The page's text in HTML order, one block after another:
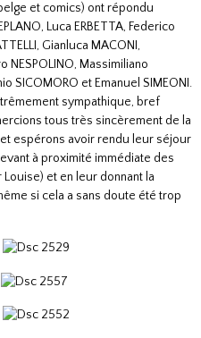
et comics) ont répondu
Luca ERBETTA, Federico
Gianluca MACONI,
NESPOLINO, Massimiliano
SICOMORO et Emanuel SIMEONI.
sympathique, bref
tous très sincèrement de la
espérons avoir rendu leur séjour
à proximité immédiate des
et en leur donnant la
si cela a sans doute été trop